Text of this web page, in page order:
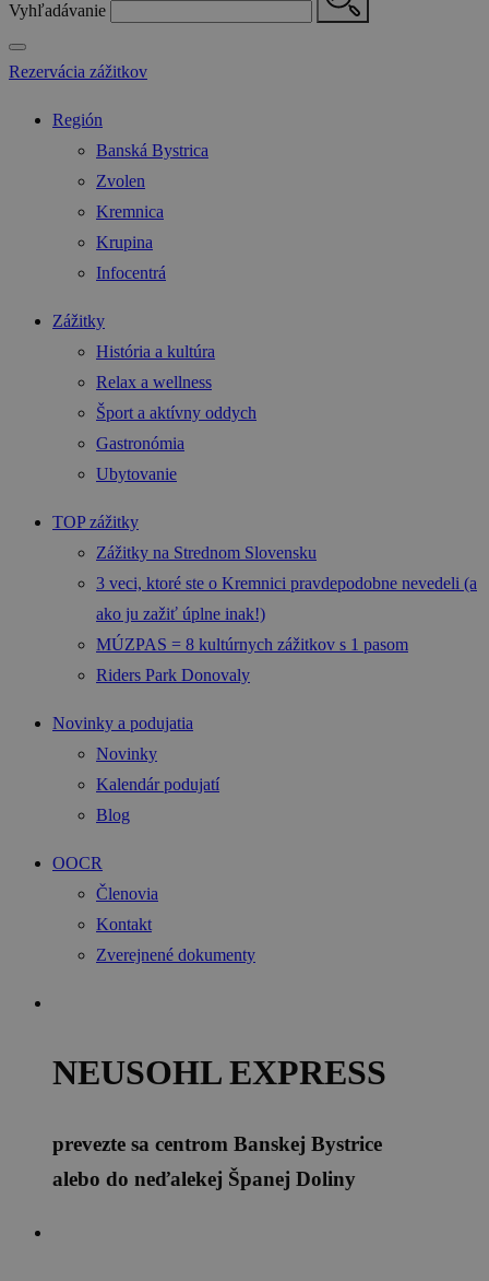
Vyhľadávanie
Rezervácia zážitkov
Región
Banská Bystrica
Zvolen
Kremnica
Krupina
Infocentrá
Zážitky
História a kultúra
Relax a wellness
Šport a aktívny oddych
Gastronómia
Ubytovanie
TOP zážitky
Zážitky na Strednom Slovensku
3 veci, ktoré ste o Kremnici pravdepodobne nevedeli (a
ako ju zažiť úplne inak!)
MÚZPAS = 8 kultúrnych zážitkov s 1 pasom
Riders Park Donovaly
Novinky a podujatia
Novinky
Kalendár podujatí
Blog
OOCR
Členovia
Kontakt
Zverejnené dokumenty
NEUSOHL EXPRESS
prevezte sa centrom Banskej Bystrice
alebo do neďalekej Španej Doliny